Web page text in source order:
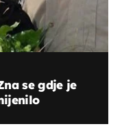
se gdje je